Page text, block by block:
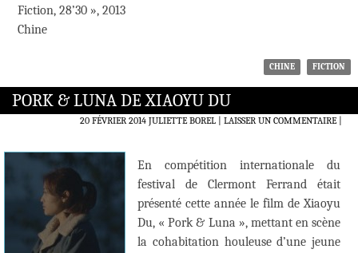
Fiction, 28’30 », 2013
Chine
CHINE FICTION
PORK & LUNA DE XIAOYU DU
20 FÉVRIER 2014 JULIETTE BOREL LAISSER UN COMMENTAIRE|
En compétition internationale du
festival de Clermont Ferrand était
présenté cette année le film de Xiaoyu
Du, « Pork & Luna », mettant en scène
la cohabitation houleuse d’une jeune